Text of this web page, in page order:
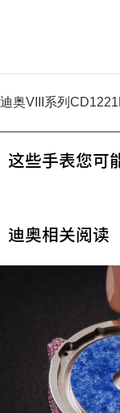
迪奥VIII系列
这些手表您可
迪奥相关阅读